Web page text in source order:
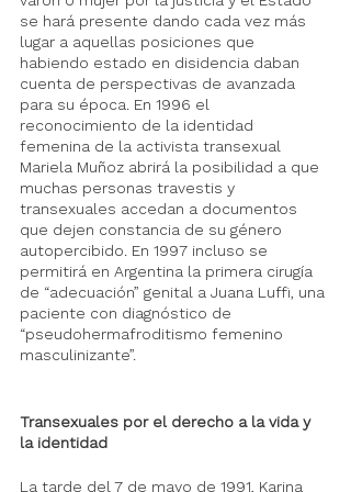
se hará presente dando cada vez más
lugar a aquellas posiciones que
habiendo estado en disidencia daban
cuenta de perspectivas de avanzada
para su época. En 1996 el
reconocimiento de la identidad
femenina de la activista transexual
Mariela Muñoz abrirá la posibilidad a que
muchas personas travestis y
transexuales accedan a documentos
que dejen constancia de su género
autopercibido. En 1997 incluso se
permitirá en Argentina la primera cirugía
de “adecuación” genital a Juana Luffi, una
paciente con diagnóstico de
“pseudohermafroditismo femenino
masculinizante”.
Transexuales por el derecho a la vida y
la identidad
La tarde del 7 de mayo de 1991, Karina